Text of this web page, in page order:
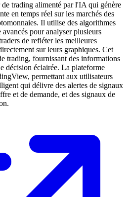
trading alimenté par l'IA qui génère
en temps réel sur les marchés des
Il utilise des algorithmes
pour analyser plusieurs
de refléter les meilleures
sur leurs graphiques. Cet
trading, fournissant des informations
décision éclairée. La plateforme
permettant aux utilisateurs
qui délivre des alertes de signaux
et de demande, et des signaux de